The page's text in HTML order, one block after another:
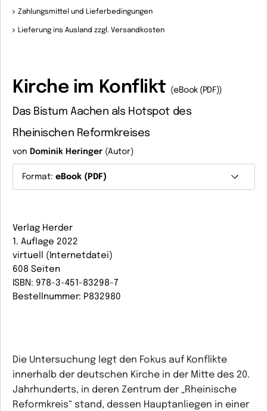
Zahlungsmittel und Lieferbedingungen
Lieferung ins Ausland zzgl. Versandkosten
Kirche im Konflikt (eBook (PDF))
Das Bistum Aachen als Hotspot des
Rheinischen Reformkreises
von Dominik Heringer (Autor)
Format: eBook (PDF)
Verlag Herder
1. Auflage 2022
virtuell (Internetdatei)
608 Seiten
ISBN: 978-3-451-83298-7
Bestellnummer: P832980
Die Untersuchung legt den Fokus auf Konflikte
innerhalb der deutschen Kirche in der Mitte des 20.
Jahrhunderts, in deren Zentrum der „Rheinische
Reformkreis“ stand, dessen Hauptanliegen in einer